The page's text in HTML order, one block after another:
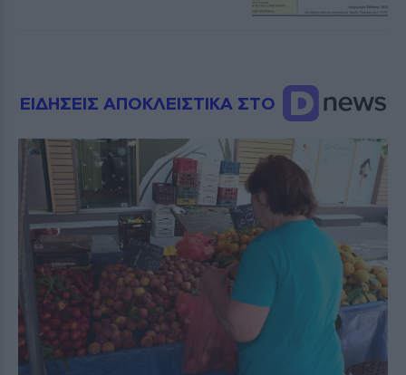
ΕΙΔΗΣΕΙΣ ΑΠΟΚΛΕΙΣΤΙΚΑ ΣΤΟ